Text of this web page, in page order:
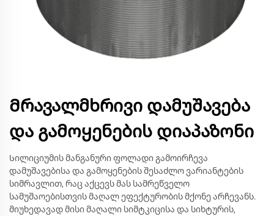
Მრავალმხრივი დამუშავება
და გამოყენების დიაპაზონი
Სილიციუმის მანგანური ფოლადი გამოირჩევა
დამუშავებისა და გამოყენების შესაძლო ვარიანტების
სიმრავლით, რაც აქცევს მას სამრეწველო
სამუშაოებისთვის მაღალ ეფექტურობის მქონე არჩევანს.
მიუხედავად მისი მაღალი სიმტკიცისა და სიხტურის,